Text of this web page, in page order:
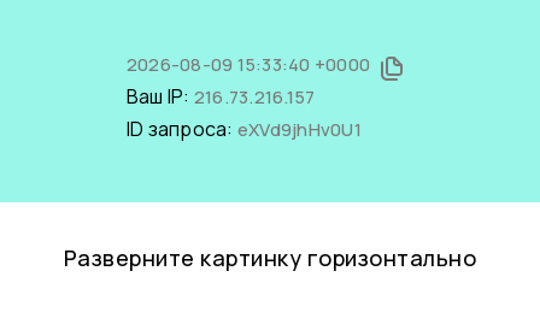
2026-08-09 15:33:40 +0000
Ваш IP: 216.73.216.157
ID запроса: eXVd9jhHv0U1
Разверните картинку горизонтально